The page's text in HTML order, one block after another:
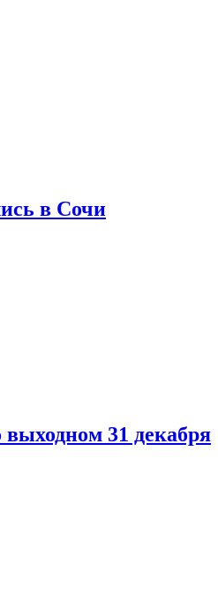
в Сочи
выходном 31 декабря